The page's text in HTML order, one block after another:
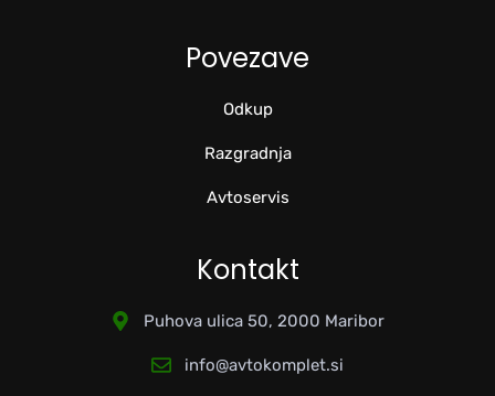
Povezave
Odkup
Razgradnja
Avtoservis
Kontakt
Puhova ulica 50, 2000 Maribor
info@avtokomplet.si